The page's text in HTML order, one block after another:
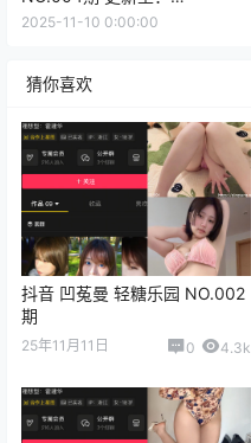
2025.11.10
2025-11-10 0:00:00
猜你喜欢
抖音 凹菟曼 轻糖乐园 NO.002
期
25年11月11日 0 4.3k